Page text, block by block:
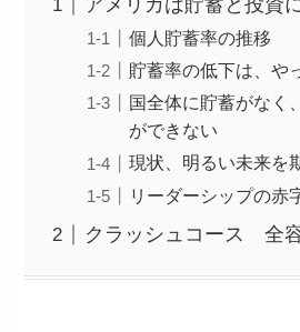
アメリカは貯蓄と投資
個人貯蓄率の推移
貯蓄率の低下は、や
国全体に貯蓄がなく
ができない
現状、明るい未来を
リーダーシップの赤
クラッシュコース 全